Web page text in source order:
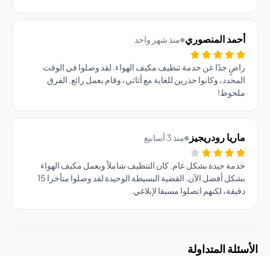
المنصوري منذ شهر واحد
جدًا عن خدمة تنظيف مكيف الهواء. لقد وصلوا في الوقت
وكانوا حذرين للغاية مع أثاثي، وقام بعمل رائع. الفرق
رودريجيز منذ 3 أسابيع
جيدة بشكل عام. كان التنظيف شاملاً ويعمل مكيف الهواء
بشكل أفضل الآن. القضية البسيطة الوحيدة لقد وصلوا متأخرا 15
لكنهم اتصلوا مسبقا لإبلاغي.
المتداولة